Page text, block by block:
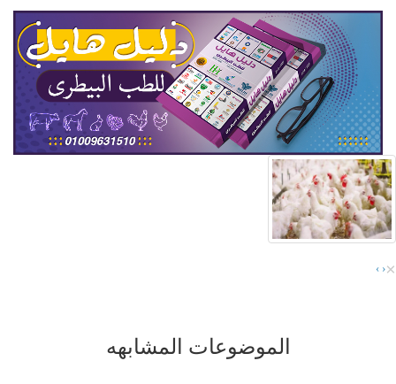
‹
› ×
الموضوعات المشابهه